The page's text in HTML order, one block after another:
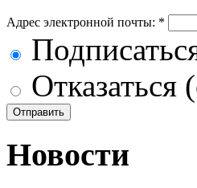
Адрес электронной почты: *
Отказаться
Новости